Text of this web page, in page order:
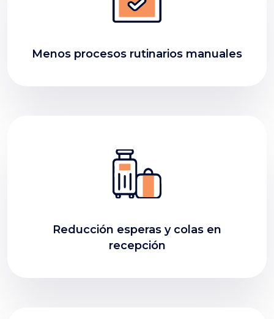
Menos procesos rutinarios manuales
Reducción esperas y colas en
recepción